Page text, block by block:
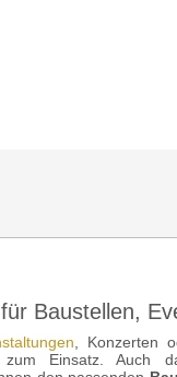
Baustellen,
, Konzerten
zum Einsatz. Auch